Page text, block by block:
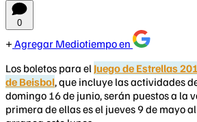
0
Agregar Mediotiempo en
Los boletos para el Juego de Estrellas
de Beisbol, que incluye las actividades
domingo 16 de junio, serán puestos a la
primera de ellas es el jueves 9 de mayo